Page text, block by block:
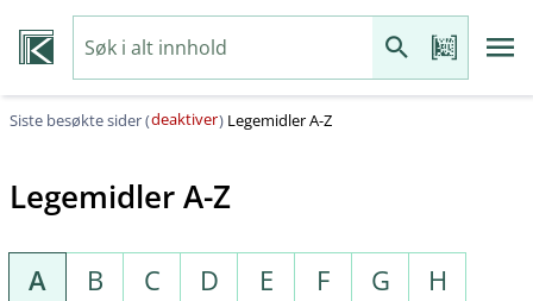
Siste besøkte sider (deaktiver) Legemidler A-Z
Legemidler A-Z
A B C D E F G
H